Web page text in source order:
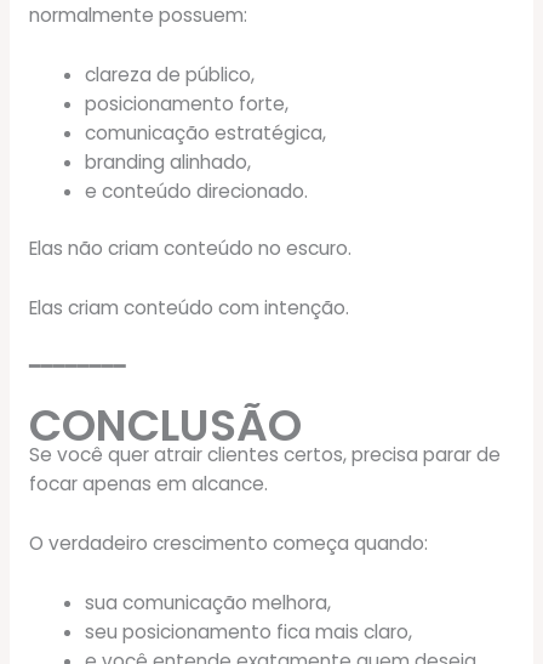
normalmente possuem:
clareza de público,
posicionamento forte,
comunicação estratégica,
branding alinhado,
e conteúdo direcionado.
Elas não criam conteúdo no escuro.
Elas criam conteúdo com intenção.
━━━━━━━━
CONCLUSÃO
Se você quer atrair clientes certos, precisa parar de
focar apenas em alcance.
O verdadeiro crescimento começa quando:
sua comunicação melhora,
seu posicionamento fica mais claro,